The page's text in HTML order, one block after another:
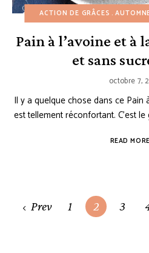
ACTION DE GRÂCES
Pain à l’avoine et à
et sans
octobre 7,
Il y a quelque chose dans ce Pain
est tellement réconfortant. C’est
READ MORE
Posts
Prev 1 2 3